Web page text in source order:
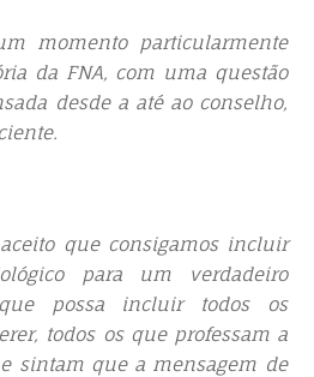
momento particularmente
da FNA, com uma questão
desde a até ao conselho,
que consigamos incluir
para um verdadeiro
possa incluir todos os
todos os que professam a
sintam que a mensagem de